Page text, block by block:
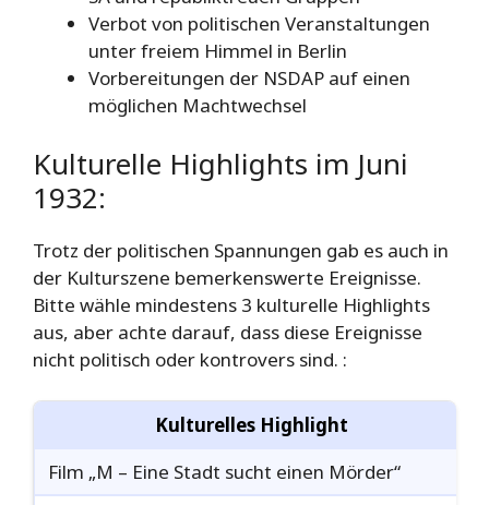
Verbot von politischen Veranstaltungen
unter freiem Himmel in Berlin
Vorbereitungen der NSDAP auf einen
möglichen Machtwechsel
Kulturelle Highlights im Juni
1932:
Trotz der politischen Spannungen gab es auch in
der Kulturszene bemerkenswerte Ereignisse.
Bitte wähle mindestens 3 kulturelle Highlights
aus, aber achte darauf, dass diese Ereignisse
nicht politisch oder kontrovers sind. :
Kulturelles Highlight
Film „M – Eine Stadt sucht einen Mörder“